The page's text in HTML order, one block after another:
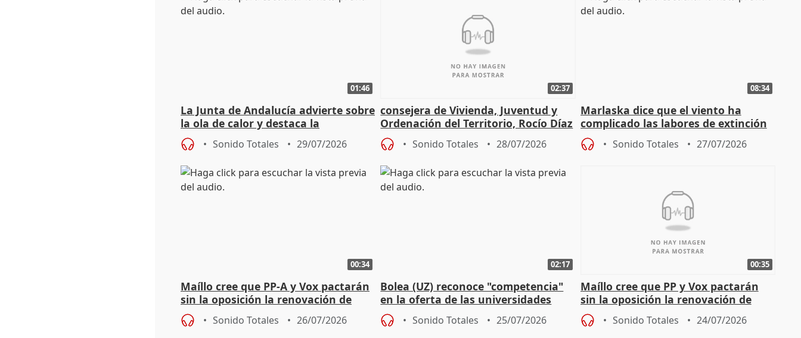
01:46
La Junta de Andalucía advierte sobre
la ola de calor y destaca la
importancia de la prevención
Sonido Totales 29/07/2026
02:37
consejera de Vivienda, Juventud y
Ordenación del Territorio, Rocío Díaz
Sonido Totales 28/07/2026
08:34
Marlaska dice que el viento ha
complicado las labores de extinción
durante la madrugada
Sonido Totales 27/07/2026
00:34
Maíllo cree que PP-A y Vox pactarán
sin la oposición la renovación de
órganos como el Defensor
Sonido Totales 26/07/2026
02:17
Bolea (UZ) reconoce "competencia"
en la oferta de las universidades
privadas
Sonido Totales 25/07/2026
00:35
Maíllo cree que PP y Vox pactarán
sin la oposición la renovación de
órganos como el Defensor
Sonido Totales 24/07/2026